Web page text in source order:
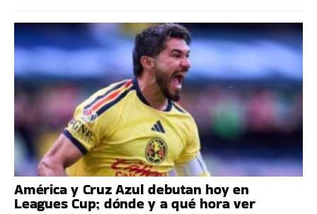
América y Cruz Azul debutan hoy en
Leagues Cup; dónde y a qué hora ver